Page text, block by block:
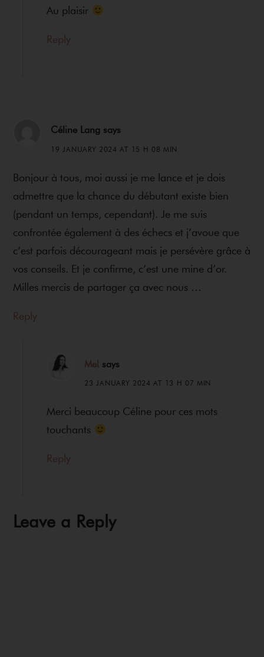
Au plaisir
Reply
Céline Lang says
19 JANUARY 2024 AT 15 H 08 MIN
Bonjour à tous, moi aussi je me lance et je dois
admettre que la chance du débutant existe bien
(pendant un temps, cependant). Je me suis
confrontée également à des échecs et j’avoue que
c’est parfois décourageant mais je persévère grâce à
vos conseils. Et je confirme, c’est une mine d’or.
Milles mercis de partager ça avec nous …
Reply
Mel says
23 JANUARY 2024 AT 13 H 07 MIN
Merci beaucoup Céline pour ces mots
touchants
Reply
Leave a Reply